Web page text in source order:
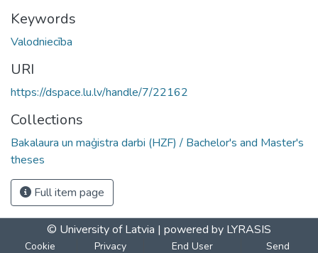
Keywords
Valodniecība
URI
https://dspace.lu.lv/handle/7/22162
Collections
Bakalaura un maģistra darbi (HZF) / Bachelor's and Master's
theses
Full item page
© University of Latvia | powered by LYRASIS
Cookie Privacy End User Send